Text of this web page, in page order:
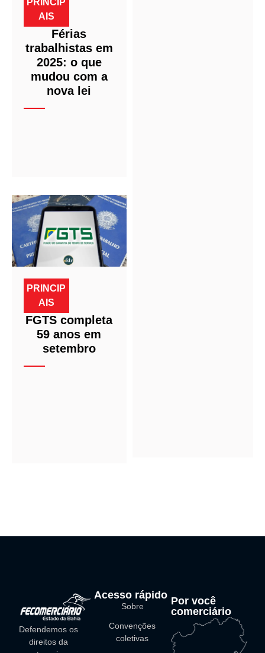
AIS
Férias
trabalhistas em
2025: o que
mudou com a
nova lei
PRINCIP
AIS
FGTS completa
59 anos em
setembro
Defendemos os
direitos da
Acesso rápido
Sobre
Convenções
coletivas
Por você
comerciário